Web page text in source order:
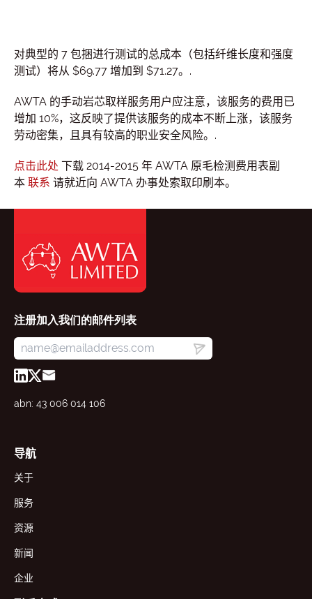
对典型的 7 包捆进行测试的总成本（包括纤维长度和强度
测试）将从 $69.77 增加到 $71.27。.
AWTA 的手动岩芯取样服务用户应注意，该服务的费用已
增加 10%，这反映了提供该服务的成本不断上涨，该服务
劳动密集，且具有较高的职业安全风险。.
点击此处 下载 2014-2015 年 AWTA 原毛检测费用表副
本 联系 请就近向 AWTA 办事处索取印刷本。
注册加入我们的邮件列表
abn: 43 006 014 106
导航
关于
服务
资源
新闻
企业